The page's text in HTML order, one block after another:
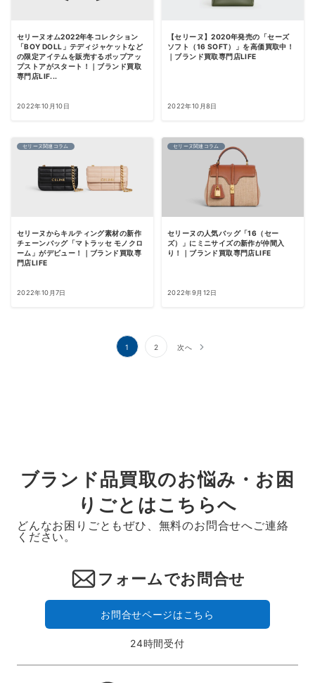
セリーヌオム2022年冬コレクション
「BOY DOLL」テディジャケットなど
の限定アイテムを販売するポップアッ
プストアがスタート！｜ブランド買取
専門店LIF...
2022年10月10日
【セリーヌ】2020年発売の「セーズ
ソフト（16 SOFT）」を高価買取中！
｜ブランド買取専門店LIFE
2022年10月8日
セリーヌ関連コラム
セリーヌからキルティング素材の新作
チェーンバッグ「マトラッセ モノクロ
ーム」がデビュー！｜ブランド買取専
門店LIFE
2022年10月7日
セリーヌ関連コラム
セリーヌの人気バッグ「16（セー
ズ）」にミニサイズの新作が仲間入
り！｜ブランド買取専門店LIFE
2022年9月12日
1 2 次へ
ブランド品買取のお悩み・お困
りごとはこちらへ
どんなお困りごともぜひ、無料のお問合せへご連絡
ください。
フォームでお問合せ
お問合せページはこちら
24時間受付